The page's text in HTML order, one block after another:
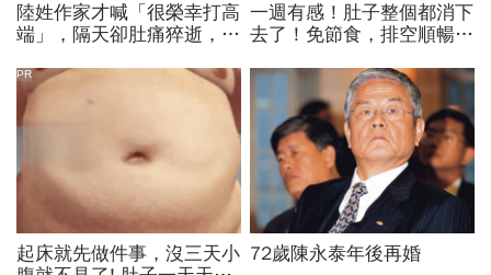
陸姓作家才喊「很榮幸打高
端」，隔天卻肚痛猝逝，來
會運動
一週有感！肚子整個都消下
去了！免節食，排空順暢就
起床就先做件事，沒三天小
PR
72歲陳永泰年後再婚